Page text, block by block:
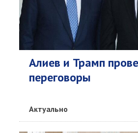
Алиев и Трамп
переговоры
Актуально